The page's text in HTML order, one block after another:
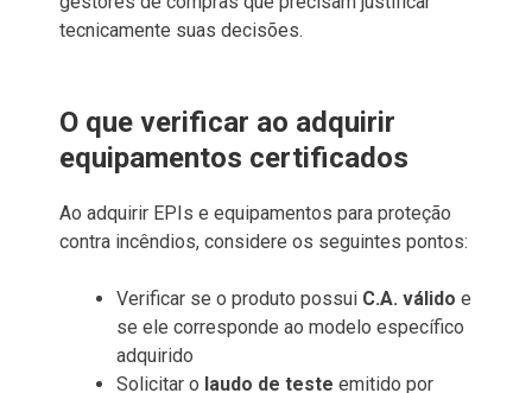
tecnicamente suas decisões.
O que verificar ao adquirir
equipamentos certificados
Ao adquirir EPIs e equipamentos para proteção
contra incêndios, considere os seguintes pontos:
Verificar se o produto possui C.A. válido e
se ele corresponde ao modelo específico
adquirido
Solicitar o laudo de teste emitido por